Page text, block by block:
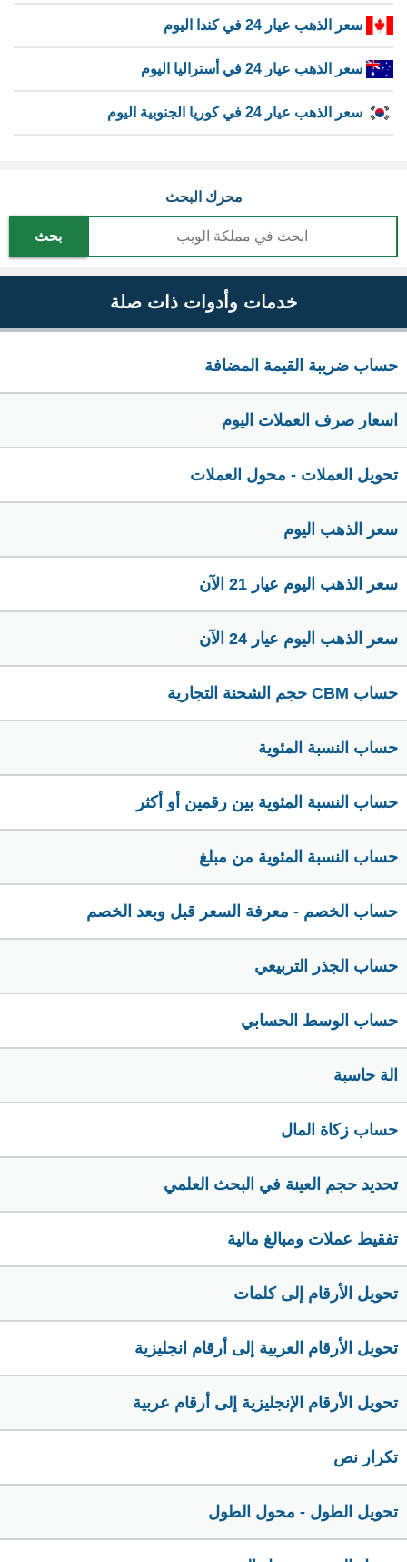
سعر الذهب عيار 24 في كندا اليوم
سعر الذهب عيار 24 في أستراليا اليوم
سعر الذهب عيار 24 في كوريا الجنوبية اليوم
محرك البحث
بحث
خدمات وأدوات ذات صلة
حساب ضريبة القيمة المضافة
اسعار صرف العملات اليوم
تحويل العملات - محول العملات
سعر الذهب اليوم
سعر الذهب اليوم عيار 21 الآن
سعر الذهب اليوم عيار 24 الآن
حساب CBM حجم الشحنة التجارية
حساب النسبة المئوية
حساب النسبة المئوية بين رقمين أو أكثر
حساب النسبة المئوية من مبلغ
حساب الخصم - معرفة السعر قبل وبعد الخصم
حساب الجذر التربيعي
حساب الوسط الحسابي
الة حاسبة
حساب زكاة المال
تحديد حجم العينة في البحث العلمي
تفقيط عملات ومبالغ مالية
تحويل الأرقام إلى كلمات
تحويل الأرقام العربية إلى أرقام انجليزية
تحويل الأرقام الإنجليزية إلى أرقام عربية
تكرار نص
تحويل الطول - محول الطول